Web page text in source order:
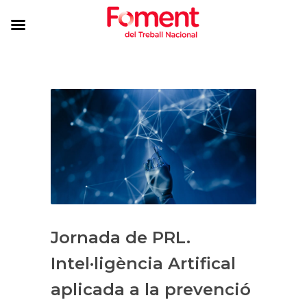
Jornada de PRL.
Intel·ligència Artifical
aplicada a la prevenció